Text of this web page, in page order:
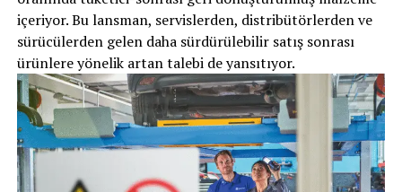
içeriyor. Bu lansman, servislerden, distribütörlerden ve
sürücülerden gelen daha sürdürülebilir satış sonrası
ürünlere yönelik artan talebi de yansıtıyor.